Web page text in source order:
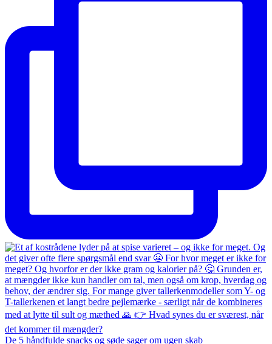
De 5 håndfulde snacks og søde sager om ugen skab